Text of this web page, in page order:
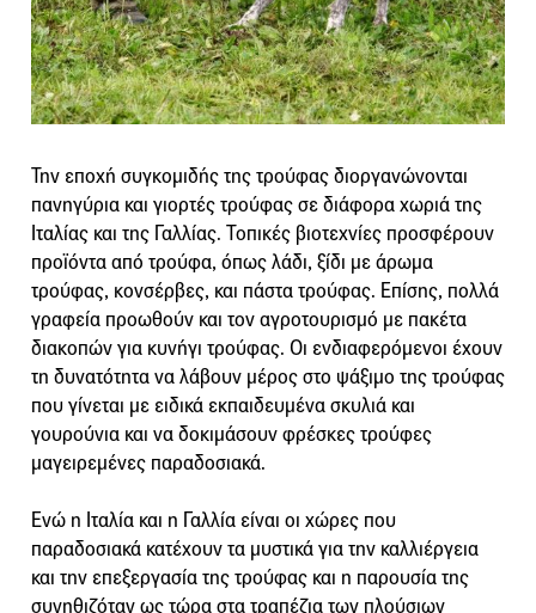
Την εποχή συγκομιδής της τρούφας διοργανώνονται
πανηγύρια και γιορτές τρούφας σε διάφορα χωριά της
Ιταλίας και της Γαλλίας. Τοπικές βιοτεχνίες προσφέρουν
προϊόντα από τρούφα, όπως λάδι, ξίδι με άρωμα
τρούφας, κονσέρβες, και πάστα τρούφας. Επίσης, πολλά
γραφεία προωθούν και τον αγροτουρισμό με πακέτα
διακοπών για κυνήγι τρούφας. Οι ενδιαφερόμενοι έχουν
τη δυνατότητα να λάβουν μέρος στο ψάξιμο της τρούφας
που γίνεται με ειδικά εκπαιδευμένα σκυλιά και
γουρούνια και να δοκιμάσουν φρέσκες τρούφες
μαγειρεμένες παραδοσιακά.
Ενώ η Ιταλία και η Γαλλία είναι οι χώρες που
παραδοσιακά κατέχουν τα μυστικά για την καλλιέργεια
και την επεξεργασία της τρούφας και η παρουσία της
συνηθιζόταν ως τώρα στα τραπέζια των πλούσιων